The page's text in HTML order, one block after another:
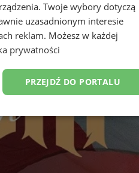
Twoje wybory dotyczą
uzasadnionym interesie
reklam. Możesz w każdej
prywatności
PRZEJDŹ DO PORTALU
Niesklasyfikowane